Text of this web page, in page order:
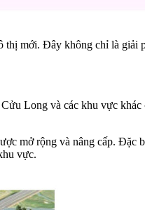
mới. Đây không chỉ là giải
Long và các khu vực khác
mở rộng và nâng cấp. Đặc
vực.